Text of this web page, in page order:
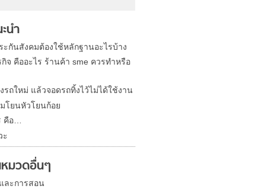
นำ
ะกันสังคมต้องใช้หลักฐานอะไรบ้าง
จ คืออะไร ร้านค้า sme ควรทำหรือ
รถใหม่ แล้วจอดรถทิ้งไว้ไม่ได้ใช้งาน
โยนหัวโยนก้อย
คือ…
ะ
มวดอื่นๆ
ละการสอน